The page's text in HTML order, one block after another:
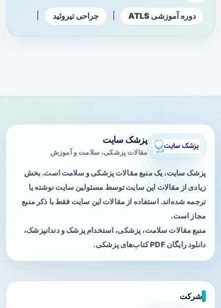
دوره آموزشی ATLS جراحی تیروئید
پزشک سایت
مقالات پزشکی، سلامت و آموزش
پزشک سایت، یک منبع مقالات پزشکی و سلامت است. بخش
زیادی از مقالات این سایت توسط مسئولین سایت نوشته یا
ترجمه شده‌اند. استفاده از مقالات این سایت فقط با ذکر منبع
مجاز است.
منبع مقالات سلامت، پزشکی، استخدام پزشک و دندانپزشک،
دانلود رایگان PDF کتاب‌های پزشکی.
شرکت